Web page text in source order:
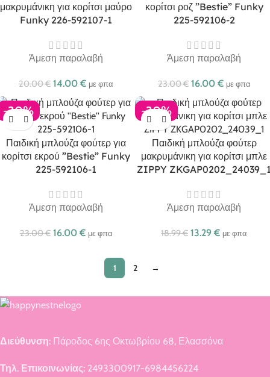
μακρυμάνικη για κορίτσι μαύρο
Funky 226-592107-1
Άμεση παραλαβή
20.00€ 14.00 € με φπα
κορίτσι ροζ ”Bestie” Funky
225-592106-2
Άμεση παραλαβή
23.00€ 16.00 € με φπα
-30%
Παιδική μπλούζα φούτερ για
κορίτσι εκρού ”Bestie” Funky
225-592106-1
Άμεση παραλαβή
23.00€ 16.00 € με φπα
-30%
Παιδική μπλούζα φούτερ
μακρυμάνικη για κορίτσι μπλε
ZIPPY
Άμεση παραλαβή
18.99€ 13.29 € με φπα
1 2 →
Διεύθυνση: Πάροδος 6ης Οκτωβρίου 68, Ελασσόνα
Τηλ. Επικοινωνίας: 2493300917-6984456224